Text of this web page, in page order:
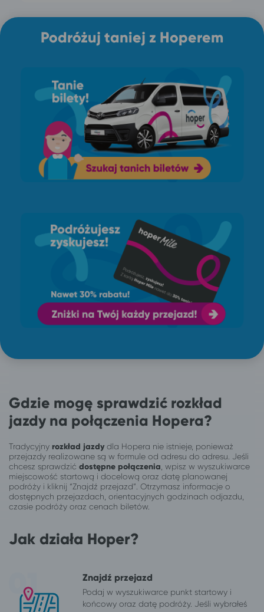
Podróżuj taniej z Hoperem
Gdzie mogę sprawdzić rozkład
jazdy na połączenia Hopera?
Tradycyjny rozkład jazdydla Hopera nie istnieje, ponieważ
przejazdy realizowane są w formule od adresu do adresu. Jeśli
chcesz sprawdzić dostępne połączenia , wpisz w wyszukiwarce
miejscowość startową i docelową oraz datę planowanej
podróży i kliknij “Znajdź przejazd”. Otrzymasz informacje o
dostępnych przejazdach, orientacyjnych godzinach odjazdu,
czasie podróży oraz cenach biletów.
Jak działa Hoper?
Znajdź przejazd
Podaj w wyszukiwarce punkt startowy i
końcowy oraz datę podróży. Jeśli wybrałeś